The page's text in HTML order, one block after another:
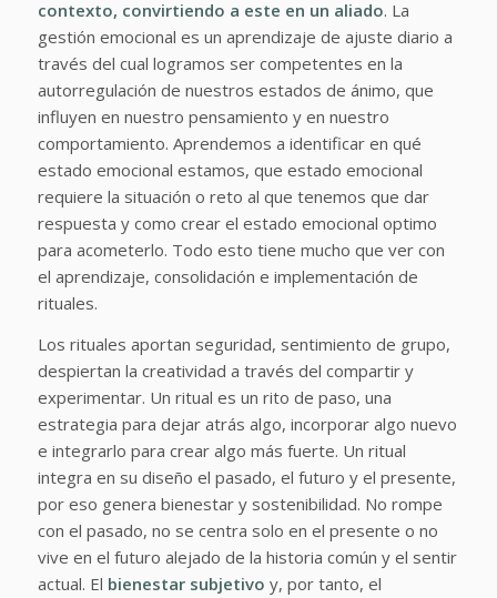
contexto, convirtiendo a este en un aliado. La
gestión emocional es un aprendizaje de ajuste diario a
través del cual logramos ser competentes en la
autorregulación de nuestros estados de ánimo, que
influyen en nuestro pensamiento y en nuestro
comportamiento. Aprendemos a identificar en qué
estado emocional estamos, que estado emocional
requiere la situación o reto al que tenemos que dar
respuesta y como crear el estado emocional optimo
para acometerlo. Todo esto tiene mucho que ver con
el aprendizaje, consolidación e implementación de
rituales.
Los rituales aportan seguridad, sentimiento de grupo,
despiertan la creatividad a través del compartir y
experimentar. Un ritual es un rito de paso, una
estrategia para dejar atrás algo, incorporar algo nuevo
e integrarlo para crear algo más fuerte. Un ritual
integra en su diseño el pasado, el futuro y el presente,
por eso genera bienestar y sostenibilidad. No rompe
con el pasado, no se centra solo en el presente o no
vive en el futuro alejado de la historia común y el sentir
actual. El bienestar subjetivo y, por tanto, el